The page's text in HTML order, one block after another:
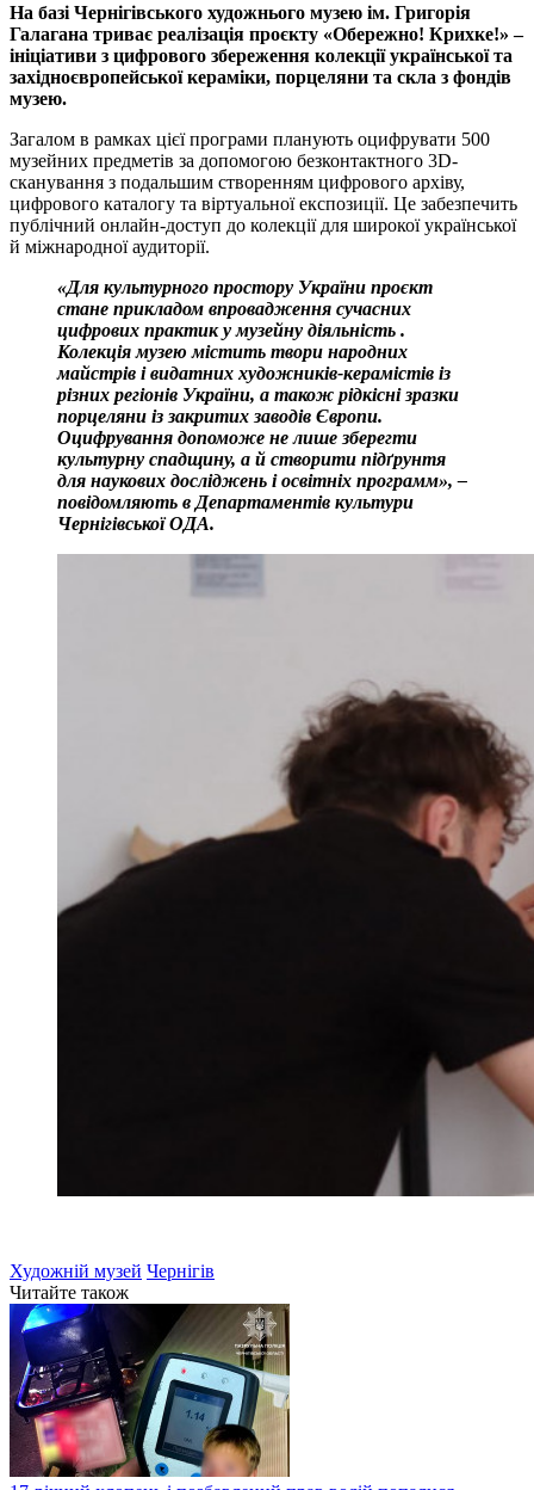
На базі Чернігівського художнього музею ім. Григорія
Галагана триває реалізація проєкту «Обережно! Крихке!» –
ініціативи з цифрового збереження колекції української та
західноєвропейської кераміки, порцеляни та скла з фондів
музею.
Загалом в рамках цієї програми планують оцифрувати 500
музейних предметів за допомогою безконтактного 3D-
сканування з подальшим створенням цифрового архіву,
цифрового каталогу та віртуальної експозиції. Це забезпечить
публічний онлайн-доступ до колекції для широкої української
й міжнародної аудиторії.
«Для культурного простору України проєкт
стане прикладом впровадження сучасних
цифрових практик у музейну діяльність .
Колекція музею містить твори народних
майстрів і видатних художників-керамістів із
різних регіонів України, а також рідкісні зразки
порцеляни із закритих заводів Європи.
Оцифрування допоможе не лише зберегти
культурну спадщину, а й створити підґрунтя
для наукових досліджень і освітніх программ», –
повідомляють в Департаментів культури
Чернігівської ОДА.
Художній музей Чернігів
Читайте також